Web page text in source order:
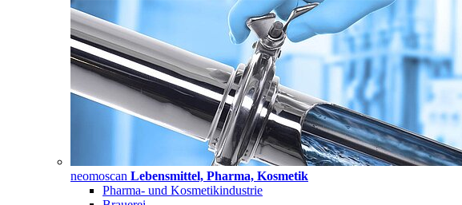
neomoscan Lebensmittel, Pharma, Kosmetik
Pharma- und Kosmetikindustrie